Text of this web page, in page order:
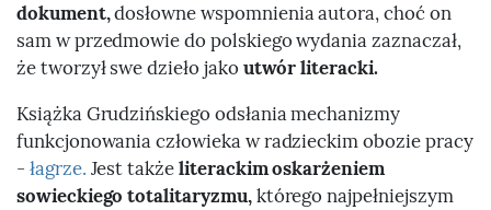
dokument,dosłowne wspomnienia autora, choć on
sam w przedmowie do polskiego wydania zaznaczał,
że tworzył swe dzieło jako utwór literacki.
Książka Grudzińskiego odsłania mechanizmy
funkcjonowania człowieka w radzieckim obozie pracy
- łagrze. Jest takżeliterackim oskarżeniem
sowieckiego totalitaryzmu,którego najpełniejszym